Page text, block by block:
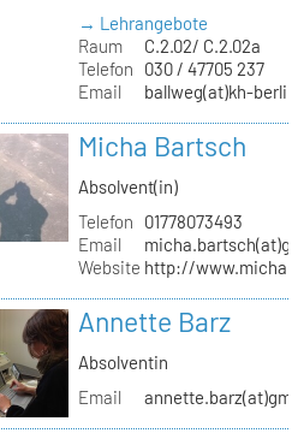
→ Lehrangebote
Raum
C.2.02/ C.2.02a
Telefon
030 / 47705 237
Email
ballweg(at)kh-
Micha Bartsch
Absolvent(in)
Telefon
01778073493
Email
Website http://
Annette Barz
Absolventin
Email